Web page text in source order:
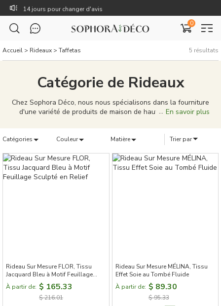
14 jours pour changer d'avis
Livraison gratuite dès 59€
0
Accueil > Rideaux > Taffetas 5 résultats
Catégorie de Rideaux
Chez Sophora Déco, nous nous spécialisons dans la fourniture
d'une variété de produits de maison de haute qualité pour
notre gamme de produits est conçue pour porter votre vie à
seulement bien conçus, mais aussi de qualité supérieure,
capables de donner à votre maison une personnalité et un
style uniques. Nous nous efforçons de fournir une solution
En savoir plus
Catégories Couleur Matière Trier par
Rideau Sur Mesure FLOR, Tissu
Jacquard Bleu à Motif Feuillage
Sculpté en Relief
À partir de: $ 165.33
$ 216.01
Rideau Sur Mesure MÉLINA, Tissu
Effet Soie au Tombé Fluide
À partir de: $ 89.30
$ 95.33